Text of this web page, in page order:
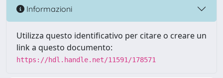
Informazioni
Utilizza questo identificativo per citare o creare un
link a questo documento:
https://hdl.handle.net/11591/178571